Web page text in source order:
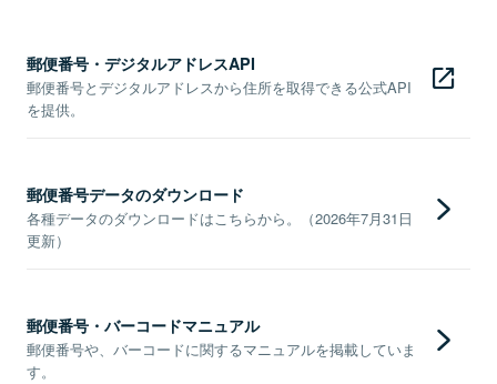
郵便番号・デジタルアドレスAPI
郵便番号とデジタルアドレスから住所を取得できる公式API
を提供。
郵便番号データのダウンロード
各種データのダウンロードはこちらから。（2026年7月31日
更新）
郵便番号・バーコードマニュアル
郵便番号や、バーコードに関するマニュアルを掲載していま
す。